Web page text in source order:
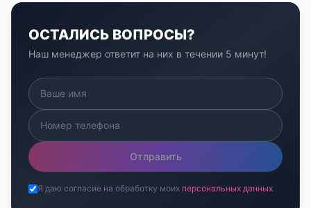
ОСТАЛИСЬ ВОПРОСЫ?
Наш менеджер ответит на них в течении 5 минут!
Отправить
Я даю согласие на обработку моих персональных данных